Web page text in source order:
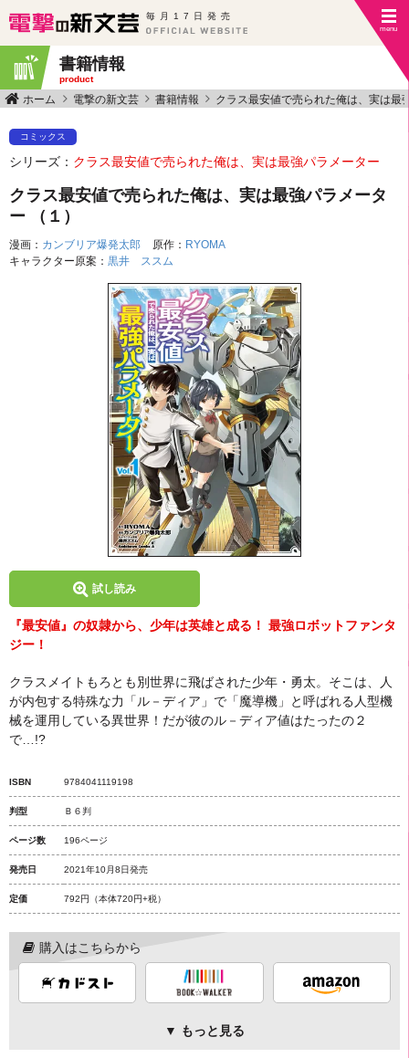
毎月17日発売
書籍情報
product
ホーム 電撃の新文芸 書籍情報 クラス最安値で売られた俺は、実は最
コミックス
シリーズ： クラス最安値で売られた俺は、実は最強パラメーター
クラス最安値で売られた俺は、実は最強パラメータ
ー （１）
漫画： カンブリア爆発太郎 原作： RYOMA
キャラクター原案： 黒井 ススム
試し読み
『最安値』の奴隷から、少年は英雄と成る！ 最強ロボットファンタ
ジー！
クラスメイトもろとも別世界に飛ばされた少年・勇太。そこは、人
が内包する特殊な力「ル－ディア」で「魔導機」と呼ばれる人型機
械を運用している異世界！だが彼のル－ディア値はたったの２
で…!?
ISBN 9784041119198
判型 Ｂ６判
ページ数 196ページ
発売日 2021年10月8日発売
定価 792円 （本体720円+税）
購入はこちらから
▼ もっと見る